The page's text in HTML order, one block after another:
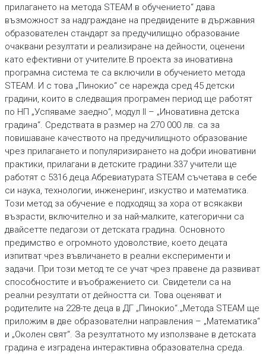
прилагането на метода STEAM в обучението“ дава
възможност за надграждане на предвидените в държавния
образователен стандарт за предучилищно образование
очаквани резултати и реализиране на дейности, оценени
като ефективни от учителите.В проекта за иновативна
програмна система те са включили в обучението метода
STEАM. И с това „Пинокио“ се нарежда сред 45 детски
градини, които в следващия програмен период ще работят
по НП „Успяваме заедно“, модул II – „Иновативна детска
градина“. Средствата в размер на 270 000 лв. са за
повишаване качеството на предучилищното образование
чрез прилагането и популяризирането на добри иновативни
практики, прилагани в детските градини.337 учители ще
работят с 5316 деца.Абревиатурата STEАM съчетава в себе
си наука, технологии, инженеринг, изкуство и математика.
Този метод за обучение е подходящ за хора от всякакви
възрасти, включително и за най-малките, категорични са
двайсетте педагози от детската градина. Основното
предимство е огромното удоволствие, което децата
изпитват чрез въвличането в реални експерименти и
задачи. При този метод те се учат чрез правене да развиват
способностите и въображението си. Свидетели са на
реални резултати от дейността си. Това оценяват и
родителите на 228-те деца в ДГ „Пинокио“.„Метода STEAM ще
приложим в две образователни направления – „Математика“
и „Околен свят“. За резултатното му използване в детската
градина е изградена интерактивна образователна среда.